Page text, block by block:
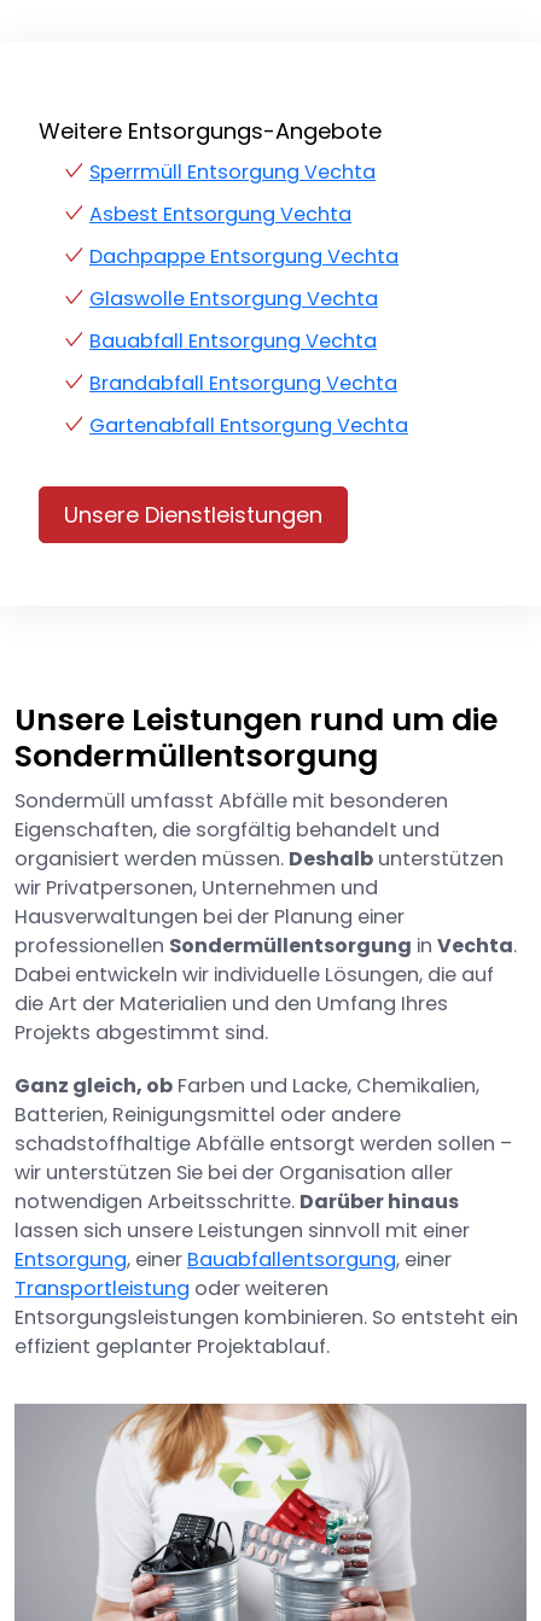
Weitere Entsorgungs-Angebote
Sperrmüll Entsorgung Vechta
Asbest Entsorgung Vechta
Dachpappe Entsorgung Vechta
Glaswolle Entsorgung Vechta
Bauabfall Entsorgung Vechta
Brandabfall Entsorgung Vechta
Gartenabfall Entsorgung Vechta
Unsere Dienstleistungen
Unsere Leistungen rund um die
Sondermüllentsorgung
Sondermüll umfasst Abfälle mit besonderen
Eigenschaften, die sorgfältig behandelt und
organisiert werden müssen. Deshalb unterstützen
wir Privatpersonen, Unternehmen und
Hausverwaltungen bei der Planung einer
professionellen Sondermüllentsorgung in Vechta.
Dabei entwickeln wir individuelle Lösungen, die auf
die Art der Materialien und den Umfang Ihres
Projekts abgestimmt sind.
Ganz gleich, ob Farben und Lacke, Chemikalien,
Batterien, Reinigungsmittel oder andere
schadstoffhaltige Abfälle entsorgt werden sollen –
wir unterstützen Sie bei der Organisation aller
notwendigen Arbeitsschritte. Darüber hinaus
lassen sich unsere Leistungen sinnvoll mit einer
Entsorgung, einer Bauabfallentsorgung, einer
Transportleistung oder weiteren
Entsorgungsleistungen kombinieren. So entsteht ein
effizient geplanter Projektablauf.